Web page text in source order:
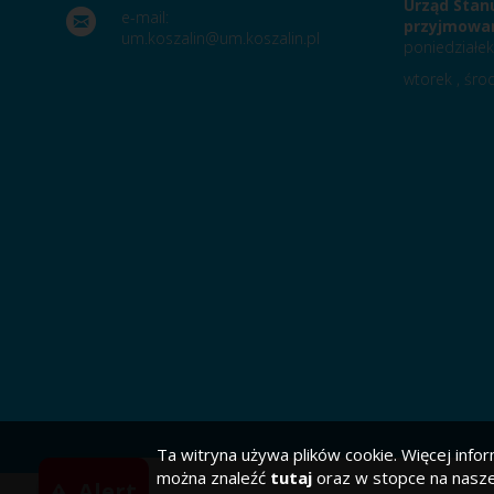
e-mail:
um.koszalin@um.koszalin.pl
Urząd
wtorek ,
Ta witryna używa plików cookie. Więcej
można znaleźć tutaj oraz w stopce na